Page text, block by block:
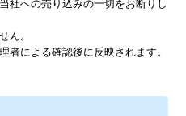
社への売り込みの一切をお断りし
ん。
者による確認後に反映されます。